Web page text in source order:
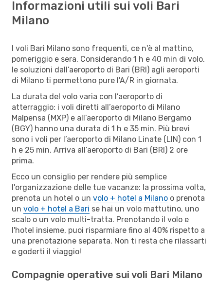
Informazioni utili sui voli Bari
Milano
I voli Bari Milano sono frequenti, ce n'è al mattino,
pomeriggio e sera. Considerando 1 h e 40 min di volo,
le soluzioni dall’aeroporto di Bari (BRI) agli aeroporti
di Milano ti permettono pure l'A/R in giornata.
La durata del volo varia con l’aeroporto di
atterraggio: i voli diretti all’aeroporto di Milano
Malpensa (MXP) e all’aeroporto di Milano Bergamo
(BGY) hanno una durata di 1 h e 35 min. Più brevi
sono i voli per l’aeroporto di Milano Linate (LIN) con 1
h e 25 min. Arriva all’aeroporto di Bari (BRI) 2 ore
prima.
Ecco un consiglio per rendere più semplice
l'organizzazione delle tue vacanze: la prossima volta,
prenota un hotel o un volo + hotel a Milano o prenota
un volo + hotel a Bari se hai un volo mattutino, uno
scalo o un volo multi-tratta. Prenotando il volo e
l'hotel insieme, puoi risparmiare fino al 40% rispetto a
una prenotazione separata. Non ti resta che rilassarti
e goderti il viaggio!
Compagnie operative sui voli Bari Milano